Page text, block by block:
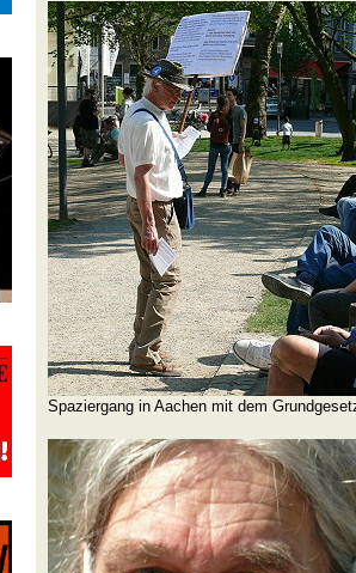
Spaziergang in Aachen mit dem